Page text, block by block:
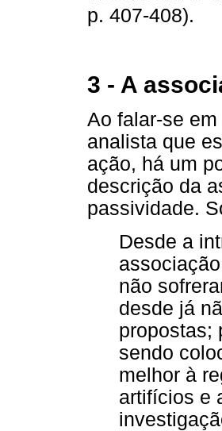
p. 407-408).
3 - A
Ao falar-se
analista que
ação, há um
descrição da
passividade.
Desde a
não
desde já
propostas;
sendo
melhor à
artifícios e